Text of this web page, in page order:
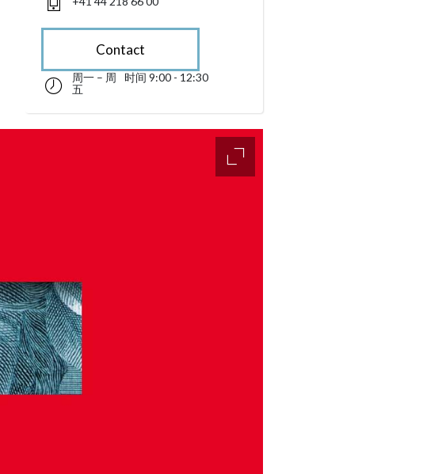
Contact
accessibility.sr-only.opening_hours
星期一 till 星期五 09:00 - 12:30
周一 – 周
五
时间 9:00 - 12:30